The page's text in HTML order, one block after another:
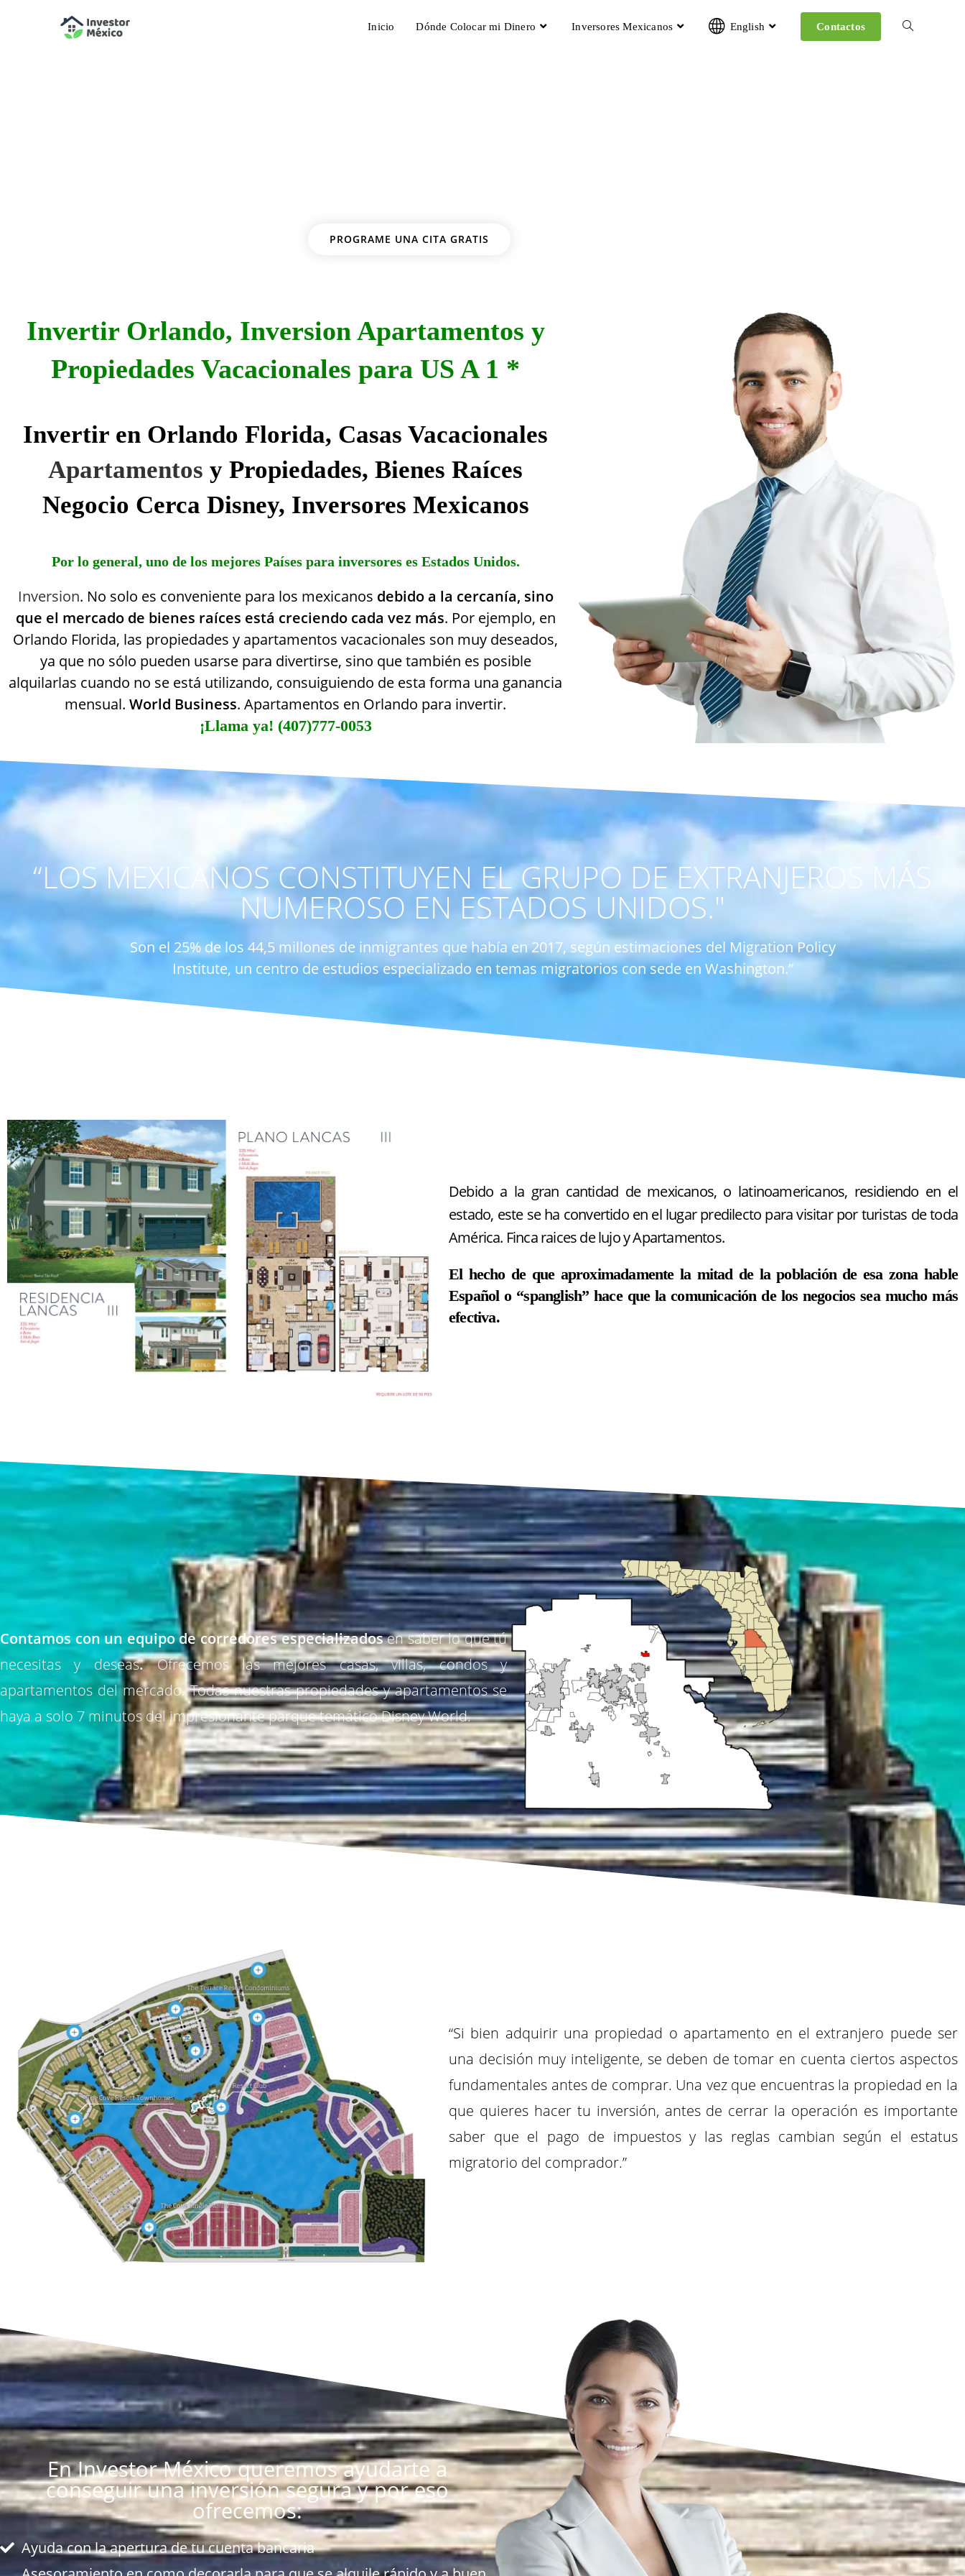
Inicio Dónde Colocar mi Dinero Inversores Mexicanos English Contactos
PROGRAME UNA CITA GRATIS
Invertir Orlando, Inversion Apartamentos y
Propiedades Vacacionales para US A 1 *
Invertir en Orlando Florida, Casas Vacacionales
Apartamentos yPropiedades, Bienes Raíces
Negocio Cerca Disney, Inversores Mexicanos
Por lo general, uno de los mejores Países para inversores es Estados Unidos.
Inversion. No solo es conveniente para los mexicanos debido a la cercanía, sino
que el mercado de bienes raíces está creciendo cada vez más. Por ejemplo, en
Orlando Florida, las propiedades y apartamentos vacacionales son muy deseados,
ya que no sólo pueden usarse para divertirse, sino que también es posible
alquilarlas cuando no se está utilizando, consuiguiendo de esta forma una ganancia
mensual.World Business. Apartamentos en Orlando para invertir.
¡Llama ya! (407)777-0053
“LOS MEXICANOS CONSTITUYEN EL GRUPO DE EXTRANJEROS MÁS
NUMEROSO EN ESTADOS UNIDOS."
Son el 25% de los 44,5 millones de inmigrantes que había en 2017, según estimaciones del Migration Policy
Institute, un centro de estudios especializado en temas migratorios con sede en Washington.”
Debido a la gran cantidad de mexicanos, o latinoamericanos, residiendo en el
estado, este se ha convertido en el lugar predilecto para visitar por turistas de toda
América. Finca raices de lujo y Apartamentos.
El hecho de que aproximadamente la mitad de la población de esa zona hable
Español o “spanglish” hace que la comunicación de los negocios sea mucho más
efectiva.
Contamos con un equipo de corredoresespecializadosen saber lo que tú
necesitas y deseas. Ofrecemos las mejores casas, villas, condos y
apartamentos del mercado. Todas nuestras propiedades y apartamentos se
haya a solo 7 minutos del impresionante parque temático Disney World.
“Si bien adquirir una propiedad o apartamento en el extranjero puede ser
una decisión muy inteligente, se deben de tomar en cuenta ciertos aspectos
fundamentales antes de comprar. Una vez que encuentras la propiedad en la
que quieres hacer tu inversión, antes de cerrar la operación es importante
saber que el pago de impuestos y las reglas cambian según el estatus
migratorio del comprador.”
En Investor México queremos ayudarte a
conseguir una inversión segura y por eso
ofrecemos:
Ayuda con la apertura de tu cuenta bancaria